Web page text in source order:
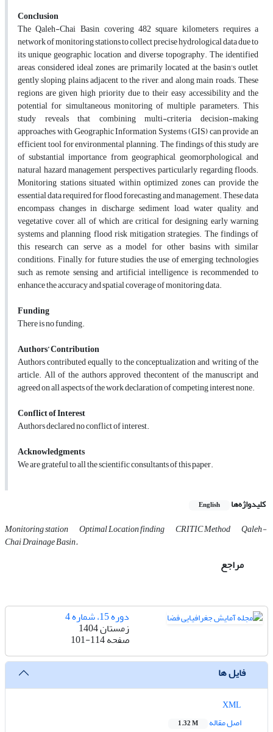
Conclusion
The Qaleh-Chai Basin, covering 482 square kilometers, requires a
network of monitoring stations to collect precise hydrological data due to
its unique geographic location and diverse topography. The identified
areas, considered ideal zones, are primarily located at the basin's outlet,
gently sloping plains adjacent to the river, and along main roads. These
regions are given high priority due to their easy accessibility and the
potential for simultaneous monitoring of multiple parameters. This
study reveals that combining multi-criteria decision-making
approaches with Geographic Information Systems (GIS) can provide an
efficient tool for environmental planning. The findings of this study are
of substantial importance from geographical, geomorphological, and
natural hazard management perspectives, particularly regarding floods.
Monitoring stations situated within optimized zones can provide the
essential data required for flood forecasting and management. These data
encompass changes in discharge, sediment load, water quality, and
vegetative cover, all of which are critical for designing early warning
systems and planning flood risk mitigation strategies. The findings of
this research can serve as a model for other basins with similar
conditions. Finally, for future studies, the use of emerging technologies
such as remote sensing and artificial intelligence is recommended to
enhance the accuracy and spatial coverage of monitoring data.
Funding
There is no funding.
Authors’ Contribution
Authors contributed equally to the conceptualization and writing of the
article. All of the authors approved thecontent of the manuscript and
agreed on all aspects of the work declaration of competing interest none.
Conflict of Interest
Authors declared no conflict of interest.
Acknowledgments
We are grateful to all the scientific consultants of this paper.
کلیدواژه‌ها English
Monitoring station Optimal Location finding CRITIC Method Qaleh-
Chai Drainage Basin.
مراجع
دوره 15، شماره 4
زمستان 1404
صفحه101-114
فایل ها
اصل مقاله
1.32 M